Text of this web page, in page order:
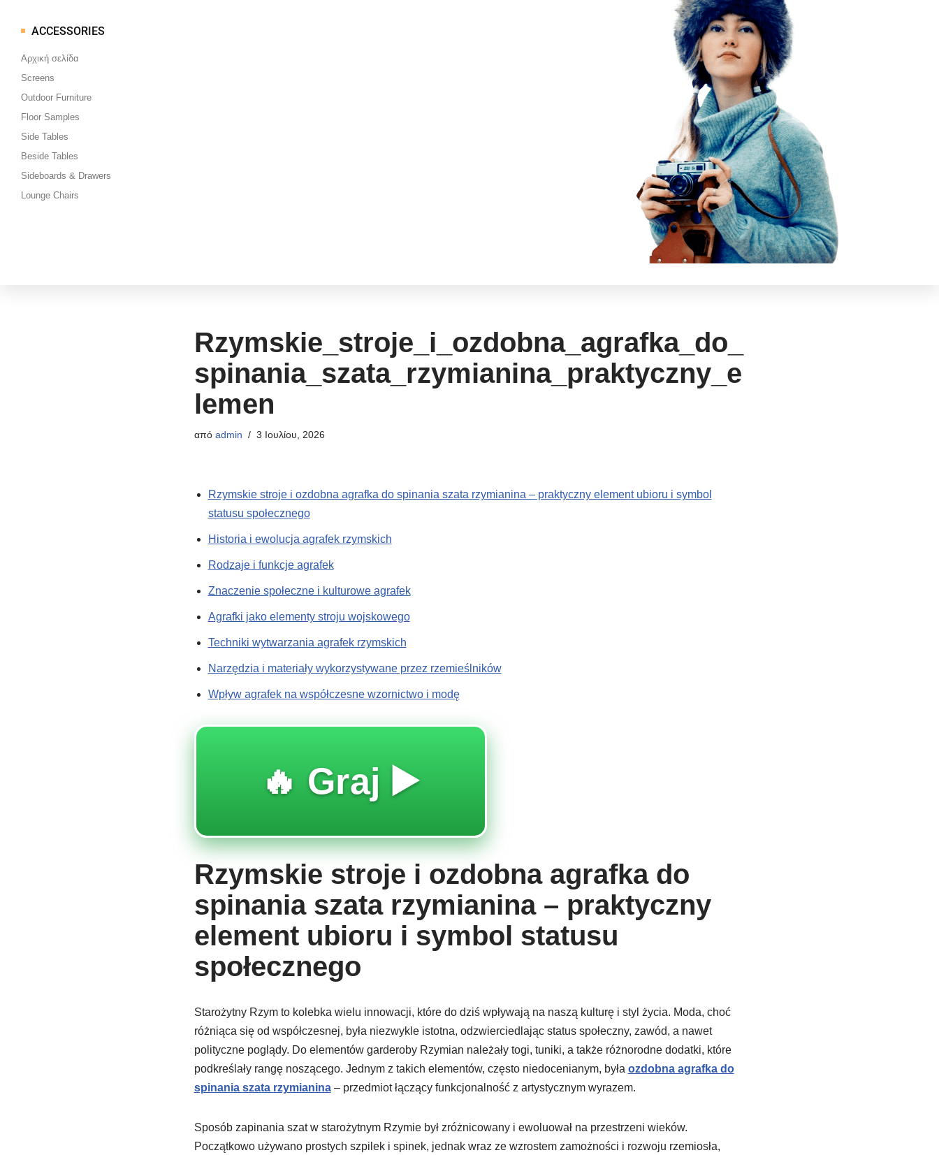
Μεταπηδήστε
στο
περιεχόμενο
ACCESSORIES
Αρχική σελίδα
Screens
Outdoor Furniture
Floor Samples
Side Tables
Beside Tables
Sideboards & Drawers
Lounge Chairs
Rzymskie_stroje_i_ozdobna_agrafka_do_
spinania_szata_rzymianina_praktyczny_e
lemen
από admin 3 Ιουλίου, 2026
Rzymskie stroje i ozdobna agrafka do spinania szata rzymianina – praktyczny element ubioru i symbol
statusu społecznego
Historia i ewolucja agrafek rzymskich
Rodzaje i funkcje agrafek
Znaczenie społeczne i kulturowe agrafek
Agrafki jako elementy stroju wojskowego
Techniki wytwarzania agrafek rzymskich
Narzędzia i materiały wykorzystywane przez rzemieślników
Wpływ agrafek na współczesne wzornictwo i modę
🔥 Graj ▶️
Rzymskie stroje i ozdobna agrafka do
spinania szata rzymianina – praktyczny
element ubioru i symbol statusu
społecznego
Starożytny Rzym to kolebka wielu innowacji, które do dziś wpływają na naszą kulturę i styl życia. Moda, choć
różniąca się od współczesnej, była niezwykle istotna, odzwierciedlając status społeczny, zawód, a nawet
polityczne poglądy. Do elementów garderoby Rzymian należały togi, tuniki, a także różnorodne dodatki, które
podkreślały rangę noszącego. Jednym z takich elementów, często niedocenianym, była ozdobna agrafka do
spinania szata rzymianina– przedmiot łączący funkcjonalność z artystycznym wyrazem.
Sposób zapinania szat w starożytnym Rzymie był zróżnicowany i ewoluował na przestrzeni wieków.
Początkowo używano prostych szpilek i spinek, jednak wraz ze wzrostem zamożności i rozwoju rzemiosła,